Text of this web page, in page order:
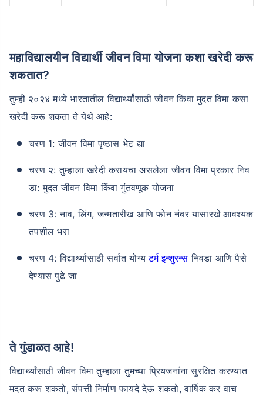
महाविद्यालयीन विद्यार्थी जीवन विमा योजना कशा खरेदी करू
शकतात?
तुम्ही २०२४ मध्ये भारतातील विद्यार्थ्यांसाठी जीवन किंवा मुदत विमा कसा
खरेदी करू शकता ते येथे आहे:
चरण 1: जीवन विमा पृष्ठास भेट द्या
चरण २: तुम्हाला खरेदी करायचा असलेला जीवन विमा प्रकार निव
डा: मुदत जीवन विमा किंवा गुंतवणूक योजना
चरण 3: नाव, लिंग, जन्मतारीख आणि फोन नंबर यासारखे आवश्यक
तपशील भरा
चरण 4: विद्यार्थ्यांसाठी सर्वात योग्यटर्म इन्शुरन्स निवडा आणि पैसे
देण्यास पुढे जा
ते गुंडाळत आहे!
विद्यार्थ्यांसाठी जीवन विमा तुम्हाला तुमच्या प्रियजनांना सुरक्षित करण्यात
मदत करू शकतो, संपत्ती निर्माण फायदे देऊ शकतो, वार्षिक कर वाच